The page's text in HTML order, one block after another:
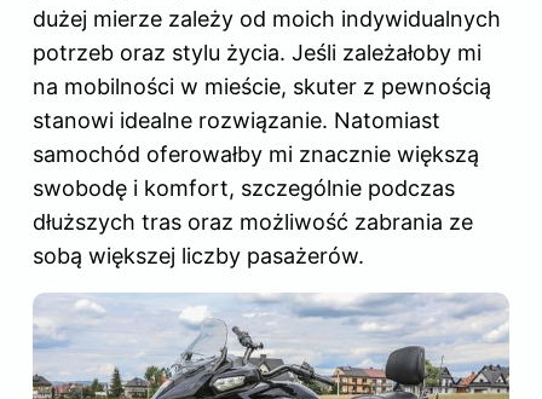
dużej mierze zależy od moich indywidualnych
potrzeb oraz stylu życia. Jeśli zależałoby mi
na mobilności w mieście, skuter z pewnością
stanowi idealne rozwiązanie. Natomiast
samochód oferowałby mi znacznie większą
swobodę i komfort, szczególnie podczas
dłuższych tras oraz możliwość zabrania ze
sobą większej liczby pasażerów.